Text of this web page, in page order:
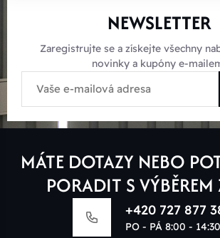
NEWSLETTER
Zaregistrujte se a získejte všechny
novinky a kupóny e-
MÁTE DOTAZY NEBO
PORADIT S VÝBĚREM
+420 727 877
PO - PÁ 8:00 - 14:30